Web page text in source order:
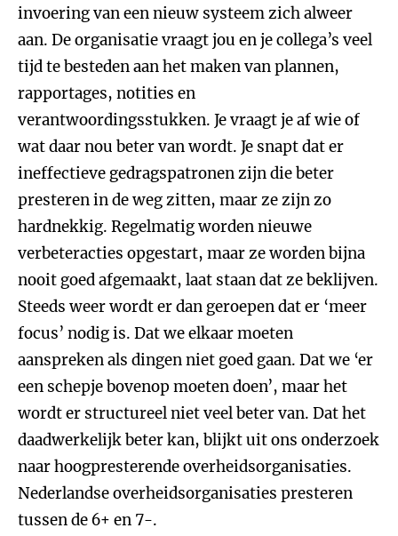
invoering van een nieuw systeem zich alweer
aan. De organisatie vraagt jou en je collega’s veel
tijd te besteden aan het maken van plannen,
rapportages, notities en
verantwoordingsstukken. Je vraagt je af wie of
wat daar nou beter van wordt. Je snapt dat er
ineffectieve gedragspatronen zijn die beter
presteren in de weg zitten, maar ze zijn zo
hardnekkig. Regelmatig worden nieuwe
verbeteracties opgestart, maar ze worden bijna
nooit goed afgemaakt, laat staan dat ze beklijven.
Steeds weer wordt er dan geroepen dat er ‘meer
focus’ nodig is. Dat we elkaar moeten
aanspreken als dingen niet goed gaan. Dat we ‘er
een schepje bovenop moeten doen’, maar het
wordt er structureel niet veel beter van. Dat het
daadwerkelijk beter kan, blijkt uit ons onderzoek
naar hoogpresterende overheidsorganisaties.
Nederlandse overheidsorganisaties presteren
tussen de 6+ en 7-.